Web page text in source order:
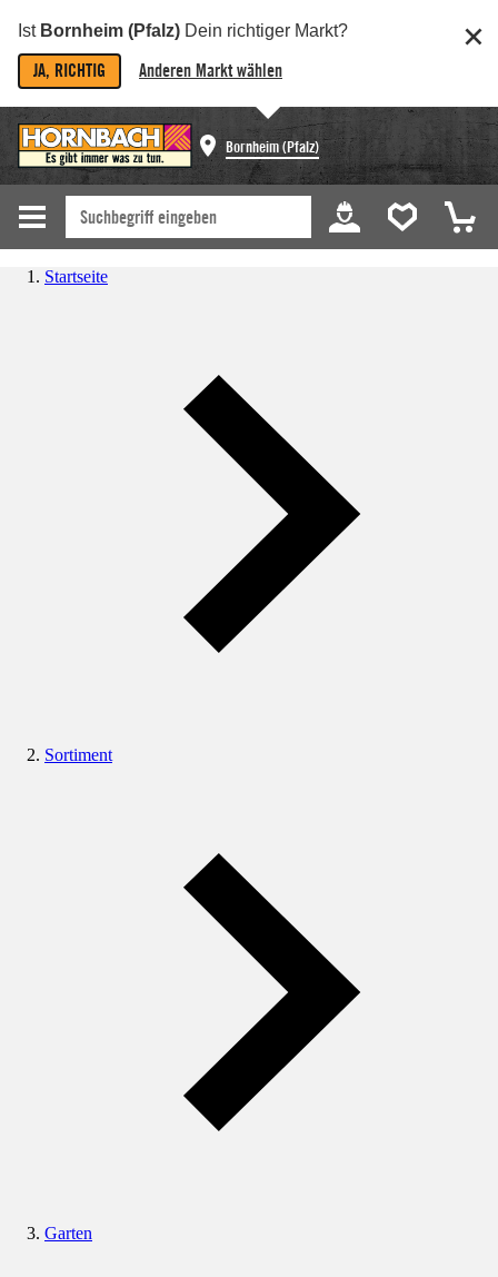
Ist Bornheim (Pfalz) Dein richtiger Markt?
JA, RICHTIG Anderen Markt wählen
Bornheim (Pfalz)
Startseite
Sortiment
Garten